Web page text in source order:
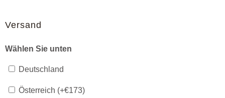
Versand
Wählen Sie unten
Deutschland
Österreich (+€173)